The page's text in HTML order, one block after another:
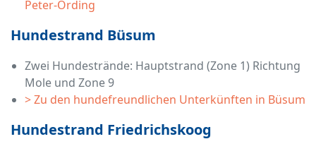
Peter-Ording
Hundestrand Büsum
Zwei Hundestrände: Hauptstrand (Zone 1) Richtung
Mole und Zone 9
> Zu den hundefreundlichen Unterkünften in Büsum
Hundestrand Friedrichskoog